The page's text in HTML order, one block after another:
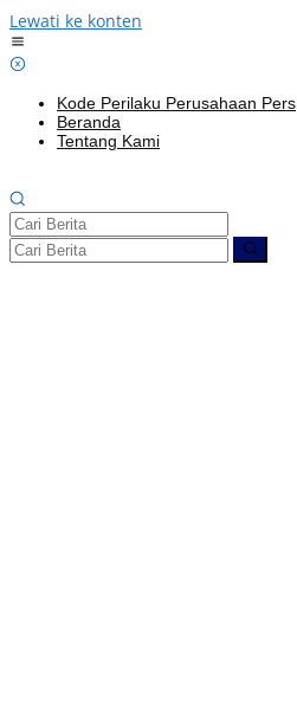
Lewati ke konten
Kode Perilaku Perusahaan Pers
Beranda
Tentang Kami